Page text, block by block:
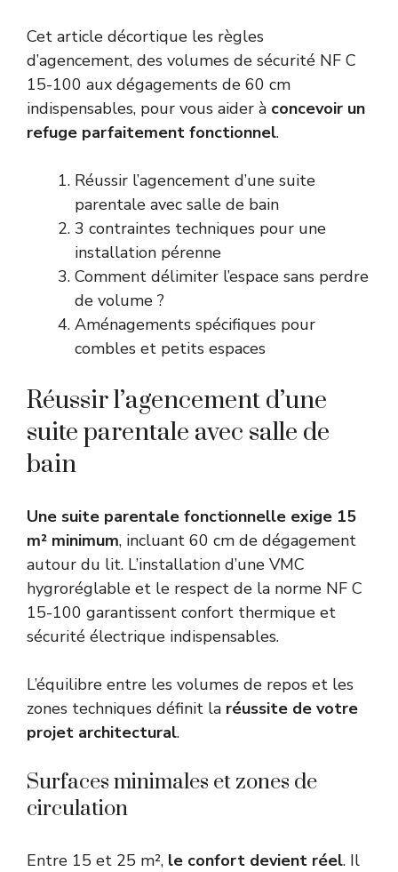
Cet article décortique les règles
d’agencement, des volumes de sécurité NF C
15-100 aux dégagements de 60 cm
indispensables, pour vous aider à concevoir un
refuge parfaitement fonctionnel.
Réussir l’agencement d’une suite
parentale avec salle de bain
3 contraintes techniques pour une
installation pérenne
Comment délimiter l’espace sans perdre
de volume ?
Aménagements spécifiques pour
combles et petits espaces
Réussir l’agencement d’une
suite parentale avec salle de
bain
Une suite parentale fonctionnelle exige 15
m² minimum, incluant 60 cm de dégagement
autour du lit. L’installation d’une VMC
hygroréglable et le respect de la norme NF C
15-100 garantissent confort thermique et
sécurité électrique indispensables.
L’équilibre entre les volumes de repos et les
zones techniques définit la réussite de votre
projet architectural.
Surfaces minimales et zones de
circulation
Entre 15 et 25 m², le confort devient réel. Il